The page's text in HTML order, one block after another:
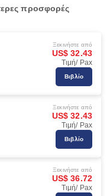
προσφορές
Ξεκινήστε από
US$ 32.43
Τιμή/ Pax
Βιβλίο
Ξεκινήστε από
US$ 32.43
Τιμή/ Pax
Βιβλίο
Ξεκινήστε από
US$ 36.72
Τιμή/ Pax